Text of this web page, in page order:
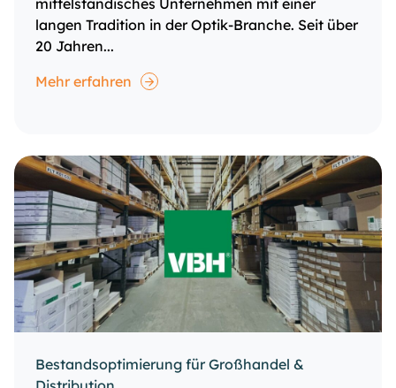
mittelständisches Unternehmen mit einer
langen Tradition in der Optik-Branche. Seit über
20 Jahren...
Mehr erfahren
Bestandsoptimierung für Großhandel &